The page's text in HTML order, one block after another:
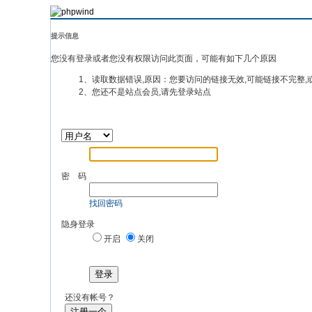
提示信息
您没有登录或者您没有权限访问此页面，可能有如下几个原因
1、读取数据错误,原因：您要访问的链接无效,可能链接不完整,
2、您还不是站点会员,请先登录站点
密 码
找回密码
隐身登录
开启
关闭
登录
还没有帐号？